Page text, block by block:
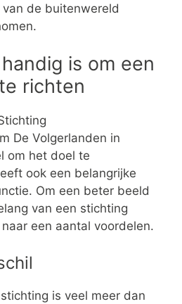
de buitenwereld
is om een
richten
De Volgerlanden in
om het doel te
ook een belangrijke
Om een beter beeld
van een stichting
een aantal voordelen.
is veel meer dan